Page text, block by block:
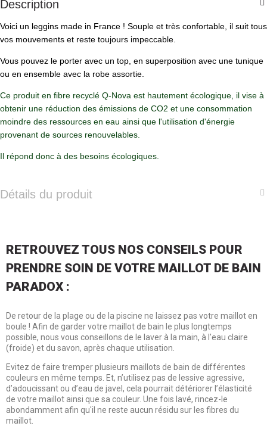
Description
Voici un leggins made in France ! Souple et très confortable, il suit tous
vos mouvements et reste toujours impeccable.
Vous pouvez le porter avec un top, en superposition avec une tunique
ou en ensemble avec la robe assortie.
Ce produit en fibre recyclé Q-Nova est hautement écologique, il vise à
obtenir une réduction des émissions de CO2 et une consommation
moindre des ressources en eau ainsi que l'utilisation d'énergie
provenant de sources renouvelables.
Il répond donc à des besoins écologiques.
Détails du produit
RETROUVEZ TOUS NOS CONSEILS POUR
PRENDRE SOIN DE VOTRE MAILLOT DE BAIN
PARADOX :
De retour de la plage ou de la piscine ne laissez pas votre maillot en
boule ! Afin de garder votre maillot de bain le plus longtemps
possible, nous vous conseillons de le laver à la main, à l'eau claire
(froide) et du savon, après chaque utilisation.
Evitez de faire tremper plusieurs maillots de bain de différentes
couleurs en même temps. Et, n’utilisez pas de lessive agressive,
d’adoucissant ou d’eau de javel, cela pourrait détériorer l’élasticité
de votre maillot ainsi que sa couleur. Une fois lavé, rincez-le
abondamment afin qu'il ne reste aucun résidu sur les fibres du
maillot.